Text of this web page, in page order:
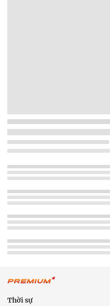
Thời sự